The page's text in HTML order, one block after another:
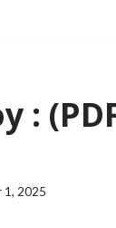
:
1, 2025